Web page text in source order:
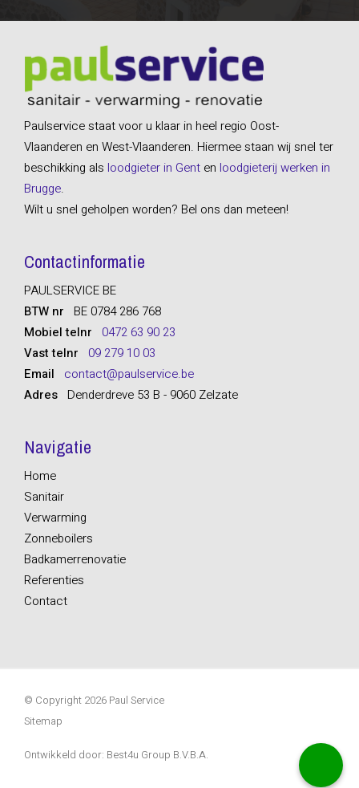
Paulservice staat voor u klaar in heel regio Oost-
Vlaanderen en West-Vlaanderen. Hiermee staan wij snel ter
beschikking als loodgieter in Genten loodgieterij werken in
Brugge.
Wilt u snel geholpen worden? Bel ons dan meteen!
Contactinformatie
PAULSERVICE BE
BTW nr BE 0784 286 768
Mobiel telnr 0472 63 90 23
Vast telnr 09 279 10 03
Email
contact@paulservice.be
AdresDenderdreve 53 B - 9060 Zelzate
Navigatie
Home
Sanitair
Verwarming
Zonneboilers
Badkamerrenovatie
Referenties
Contact
© Copyright 2026 Paul Service
Sitemap
Ontwikkeld door: Best4u Group B.V.B.A.